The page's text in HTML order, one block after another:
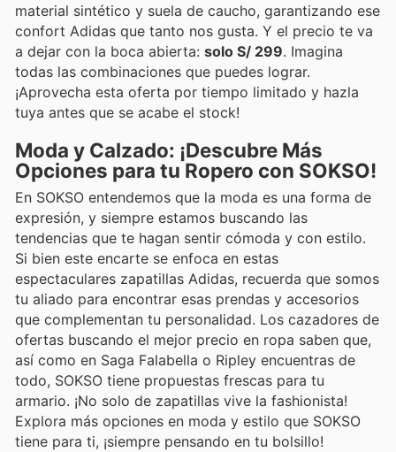
material sintético y suela de caucho, garantizando ese
confort Adidas que tanto nos gusta. Y el precio te va
a dejar con la boca abierta: solo S/ 299. Imagina
todas las combinaciones que puedes lograr.
¡Aprovecha esta oferta por tiempo limitado y hazla
tuya antes que se acabe el stock!
Moda y Calzado: ¡Descubre Más
Opciones para tu Ropero con SOKSO!
En SOKSO entendemos que la moda es una forma de
expresión, y siempre estamos buscando las
tendencias que te hagan sentir cómoda y con estilo.
Si bien este encarte se enfoca en estas
espectaculares zapatillas Adidas, recuerda que somos
tu aliado para encontrar esas prendas y accesorios
que complementan tu personalidad. Los cazadores de
ofertas buscando el mejor precio en ropa saben que,
así como en Saga Falabella o Ripley encuentras de
todo, SOKSO tiene propuestas frescas para tu
armario. ¡No solo de zapatillas vive la fashionista!
Explora más opciones en moda y estilo que SOKSO
tiene para ti, ¡siempre pensando en tu bolsillo!